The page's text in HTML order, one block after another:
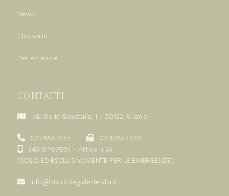
News
Glossario
Per Aziende
CONTATTI
Via Della Guastalla, 1 – 20122 Milano
02.36567455
02.92853330
349 8707091 – Attivo h 24
(SOLO ED ESCLUSIVAMENTE PER LE EMERGENZE)
info@studiolegaledelalla.it